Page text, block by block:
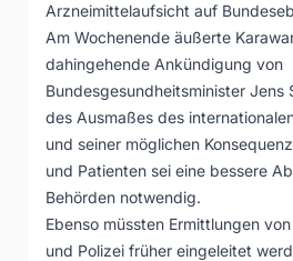
Arzneimittelaufsicht auf
Am Wochenende äußerte
dahingehende Ankündigung von
Bundesgesundheitsminister Jens
des Ausmaßes des
und seiner möglichen
und Patienten sei eine bessere
Behörden notwendig.
Ebenso müssten Ermittlungen
und Polizei früher eingeleitet